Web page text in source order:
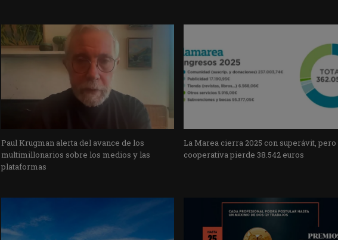
Paul Krugman alerta del avance de los
multimillonarios sobre los medios y las
plataformas
La Marea cierra 2025 con superávit, pero
cooperativa pierde 38.542 euros